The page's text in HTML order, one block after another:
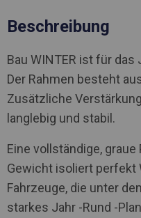
Beschreibung
Bau WINTER ist für
Der Rahmen besteht
Zusätzliche
langlebig und stabil.
Eine vollständige,
Gewicht isoliert perfekt
Fahrzeuge, die unter
starkes Jahr -Rund -